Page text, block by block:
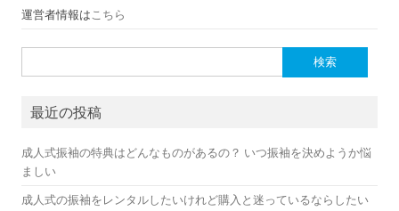
運営者情報は こちら
最近の投稿
成人式振袖の特典はどんなものがあるの？ いつ振袖を決めようか悩
ましい
成人式の振袖をレンタルしたいけれど購入と迷っているならしたい